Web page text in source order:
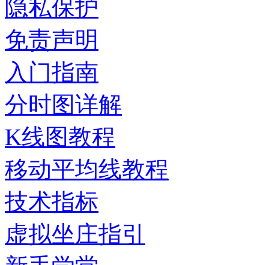
隐私保护
免责声明
入门指南
分时图详解
K线图教程
移动平均线教程
技术指标
虚拟坐庄指引